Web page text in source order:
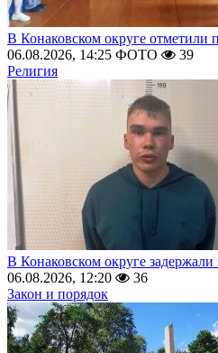
В Конаковском округе отметили
06.08.2026, 14:25 ФОТО
39
Религия
В Конаковском округе
06.08.2026, 12:20
36
Закон и порядок